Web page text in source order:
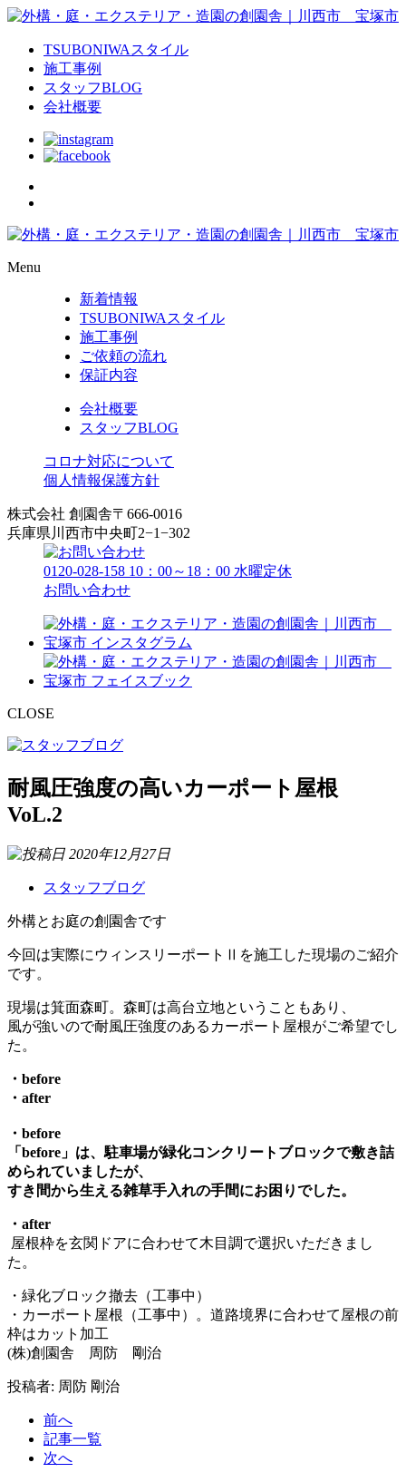
TSUBONIWAスタイル
施工事例
スタッフBLOG
会社概要
Menu
新着情報
TSUBONIWAスタイル
施工事例
ご依頼の流れ
保証内容
会社概要
スタッフBLOG
コロナ対応について
個人情報保護方針
株式会社 創園舎〒666-0016
兵庫県川西市中央町2−1−302
0120-028-158 10：00～18：00 水曜定休
お問い合わせ
CLOSE
耐風圧強度の高いカーポート屋根
VoL.2
2020年12月27日
スタッフブログ
外構とお庭の創園舎です
今回は実際にウィンスリーポートⅡを施工した現場のご紹介
です。
現場は箕面森町。森町は高台立地ということもあり、
風が強いので耐風圧強度のあるカーポート屋根がご希望でし
た。
・before
・after
・before
「before」は、駐車場が緑化コンクリートブロックで敷き詰
められていましたが、
すき間から生える雑草手入れの手間にお困りでした。
・after
屋根枠を玄関ドアに合わせて木目調で選択いただきまし
た。
・緑化ブロック撤去（工事中）
・カーポート屋根（工事中）。道路境界に合わせて屋根の前
枠はカット加工
(株)創園舎 周防 剛治
投稿者: 周防 剛治
前へ
記事一覧
次へ